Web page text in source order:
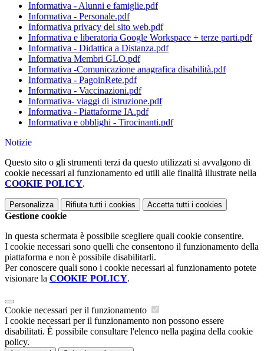
Informativa - Alunni e famiglie.pdf
Informativa - Personale.pdf
Informativa privacy del sito web.pdf
Informativa e liberatoria Google Workspace + terze parti.pdf
Informativa - Didattica a Distanza.pdf
Informativa Membri GLO.pdf
Informativa -Comunicazione anagrafica disabilità.pdf
Informativa - PagoinRete.pdf
Informativa - Vaccinazioni.pdf
Informativa- viaggi di istruzione.pdf
Informativa - Piattaforme IA.pdf
Informativa e obblighi - Tirocinanti.pdf
Notizie
Questo sito o gli strumenti terzi da questo utilizzati si avvalgono di
cookie necessari al funzionamento ed utili alle finalità illustrate nella
COOKIE POLICY.
Personalizza Rifiuta tutti i cookies Accetta tutti i cookies
Gestione cookie
In questa schermata è possibile scegliere quali cookie consentire.
I cookie necessari sono quelli che consentono il funzionamento della
piattaforma e non è possibile disabilitarli.
Per conoscere quali sono i cookie necessari al funzionamento potete
visionare la COOKIE POLICY.
Cookie necessari per il funzionamento
I cookie necessari per il funzionamento non possono essere
disabilitati. È possibile consultare l'elenco nella pagina della cookie
policy.